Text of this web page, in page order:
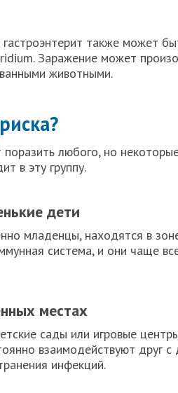
также может
Заражение может
животными.
поразить любого, но
в эту группу.
дети
младенцы, находятся в
система, и они чаще
местах
сады или игровые
взаимодействуют друг
инфекций.